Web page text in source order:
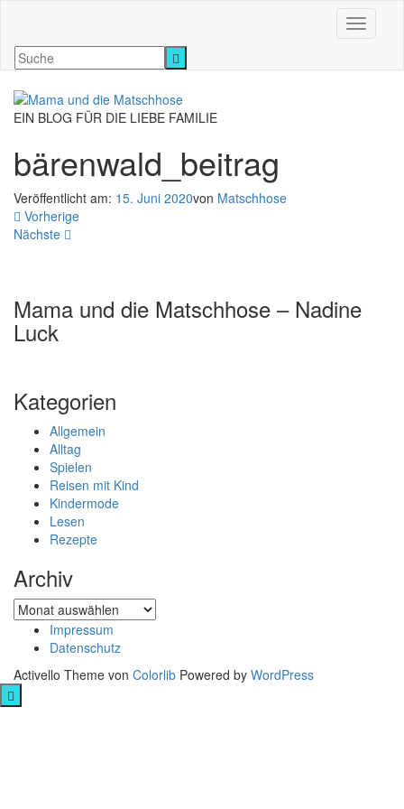
EIN BLOG FÜR DIE LIEBE FAMILIE
bärenwald_beitrag
Veröffentlicht am: 15. Juni 2020von Matschhose
Vorherige
Nächste
Mama und die Matschhose – Nadine
Luck
Kategorien
Allgemein
Alltag
Spielen
Reisen mit Kind
Kindermode
Lesen
Rezepte
Archiv
Archiv
Impressum
Datenschutz
Activello Theme von Colorlib Powered by WordPress